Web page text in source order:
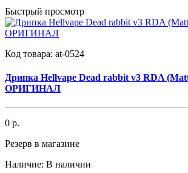
Быстрый просмотр
Код товара: at-0524
Дрипка Hellvape Dead rabbit v3 RDA
ОРИГИНАЛ
0 р.
Резерв в магазине
Наличие: В наличии